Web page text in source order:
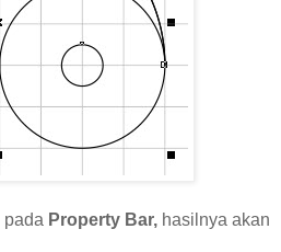
pada Property Bar, hasilnya akan